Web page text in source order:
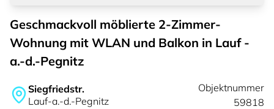
Geschmackvoll möblierte 2-Zimmer-
Wohnung mit WLAN und Balkon in Lauf -
a.-d.-Pegnitz
Siegfriedstr.
Lauf-a.-d.-Pegnitz
Objektnummer
59818